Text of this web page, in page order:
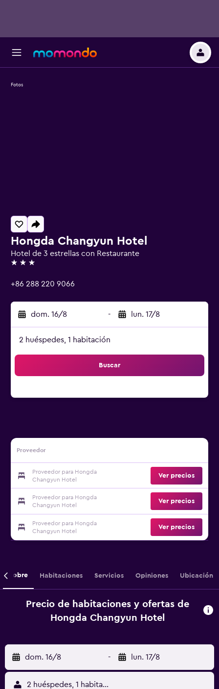
Hongda Changyun Hotel
Hotel de 3 estrellas con Restaurante
3 estrellas
+86 288 220 9066
dom. 16/8 - lun. 17/8
2 huéspedes, 1 habitación
Buscar
Proveedor
Proveedor para Hongda
Changyun Hotel
Ver precios
Proveedor para Hongda
Changyun Hotel
Ver precios
Proveedor para Hongda
Changyun Hotel
Ver precios
Fotos
Sobre Habitaciones Servicios Opiniones Ubicación
Precio de habitaciones y ofertas de
Hongda Changyun Hotel
dom. 16/8 - lun. 17/8
2 huéspedes, 1 habitación